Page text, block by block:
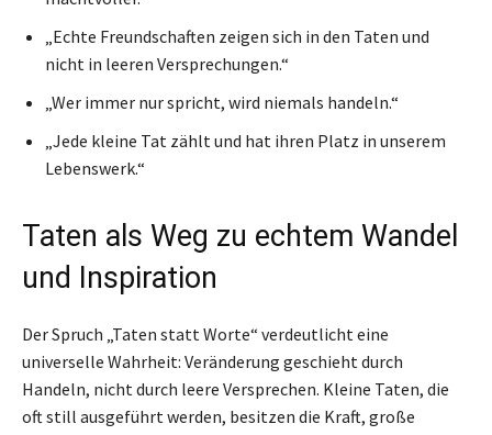
„Echte Freundschaften zeigen sich in den Taten und
nicht in leeren Versprechungen.“
„Wer immer nur spricht, wird niemals handeln.“
„Jede kleine Tat zählt und hat ihren Platz in unserem
Lebenswerk.“
Taten als Weg zu echtem Wandel
und Inspiration
Der Spruch „Taten statt Worte“ verdeutlicht eine
universelle Wahrheit: Veränderung geschieht durch
Handeln, nicht durch leere Versprechen. Kleine Taten, die
oft still ausgeführt werden, besitzen die Kraft, große